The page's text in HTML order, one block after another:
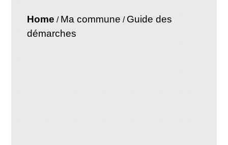
Home / Ma commune / Guide des
démarches